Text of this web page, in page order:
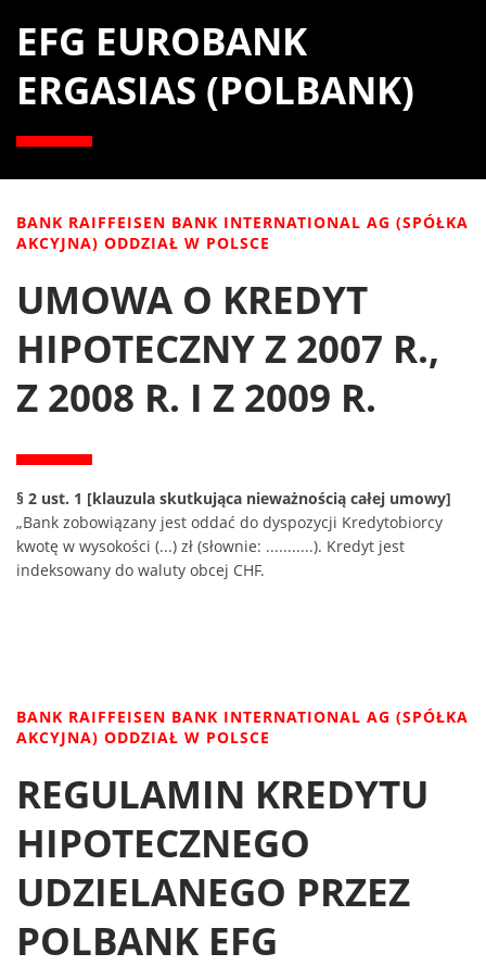
EFG EUROBANK
ERGASIAS (POLBANK)
BANK RAIFFEISEN BANK INTERNATIONAL AG (SPÓŁKA
AKCYJNA) ODDZIAŁ W POLSCE
UMOWA O KREDYT
HIPOTECZNY Z 2007 R.,
Z 2008 R. I Z 2009 R.
§ 2 ust. 1 [klauzula skutkująca nieważnością całej umowy]
„Bank zobowiązany jest oddać do dyspozycji Kredytobiorcy
kwotę w wysokości (...) zł (słownie: ...........). Kredyt jest
indeksowany do waluty obcej CHF.
BANK RAIFFEISEN BANK INTERNATIONAL AG (SPÓŁKA
AKCYJNA) ODDZIAŁ W POLSCE
REGULAMIN KREDYTU
HIPOTECZNEGO
UDZIELANEGO PRZEZ
POLBANK EFG